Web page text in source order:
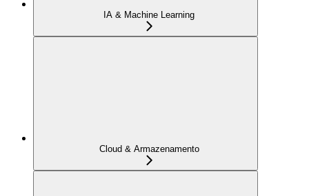
IA & Machine Learning
Cloud & Armazenamento